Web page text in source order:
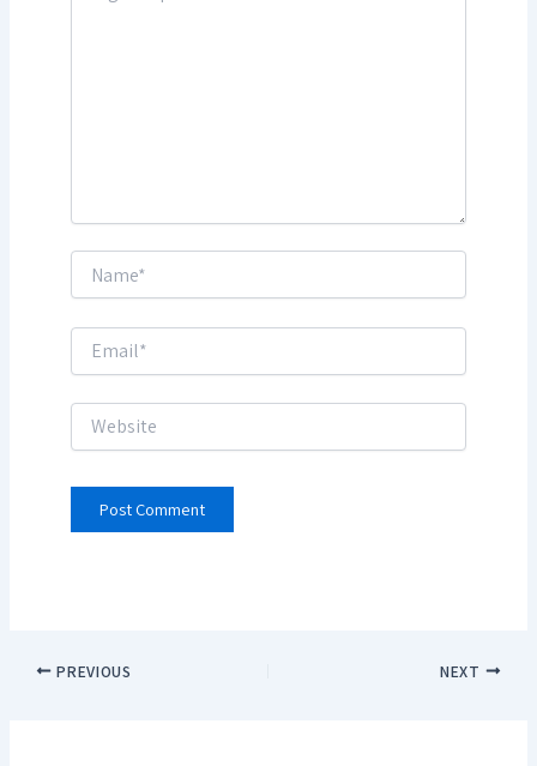
Name*
Email*
Website
PREVIOUS NEXT